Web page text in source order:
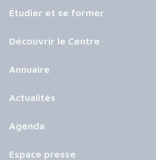
Étudier et se former
Découvrir le Centre
Annuaire
Actualités
Agenda
Espace presse